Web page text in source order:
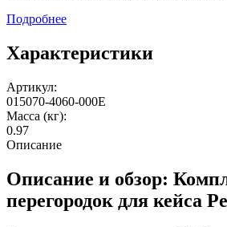
Подробнее
Характеристики
Артикул:
015070-4060-000E
Масса (кг):
0.97
Описание
Описание и обзор:
перегородок для кейса